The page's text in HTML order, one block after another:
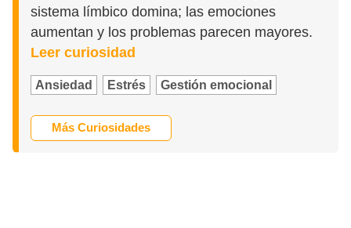
sistema límbico domina; las emociones
aumentan y los problemas parecen mayores.
Leer curiosidad
Ansiedad Estrés Gestión emocional
Más Curiosidades